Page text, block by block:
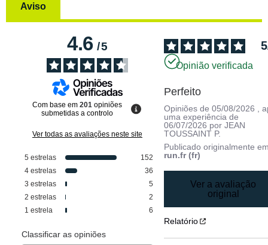
Aviso
4.6/5
Com base em 201 opiniões
submetidas a controlo
Ver todas as avaliações neste site
5 estrelas
152
4 estrelas
36
3 estrelas
5
2 estrelas
2
1 estrela 6
Classificar as opiniões
5
Opinião verificada
Perfeito
Opiniões de05/08/2026
,
uma experiência de
06/07/2026 porJEAN
TOUSSAINT P.
Publicado originalmente
run.fr (fr)
Ver a avaliação
original
Relatório